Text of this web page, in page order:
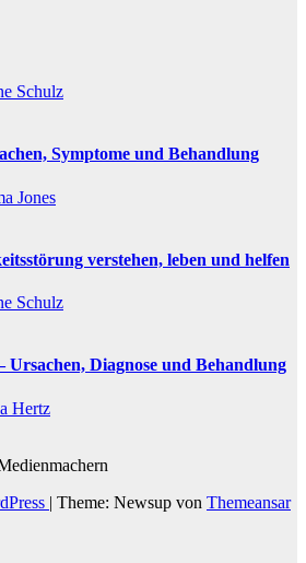
Schulz
Symptome und Behandlung
Jones
verstehen, leben und helfen
Schulz
Ursachen, Diagnose und Behandlung
Hertz
| Theme: Newsup von Themeansar